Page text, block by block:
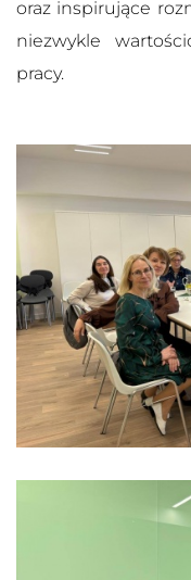
oraz inspirujące
niezwykle
pracy.